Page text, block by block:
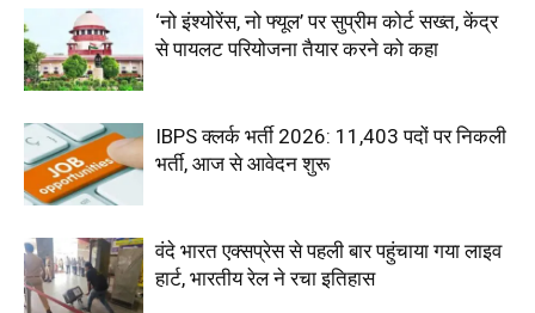
‘नो इंश्योरेंस, नो फ्यूल’ पर सुप्रीम कोर्ट सख्त, केंद्र
से पायलट परियोजना तैयार करने को कहा
IBPS क्लर्क भर्ती 2026: 11,403 पदों पर निकली
भर्ती, आज से आवेदन शुरू
वंदे भारत एक्सप्रेस से पहली बार पहुंचाया गया लाइव
हार्ट, भारतीय रेल ने रचा इतिहास